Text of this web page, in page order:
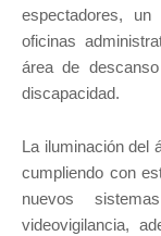
espectadores,
oficinas
área de
discapacidad.
La iluminación del
cumpliendo con
nuevos
videovigilancia,